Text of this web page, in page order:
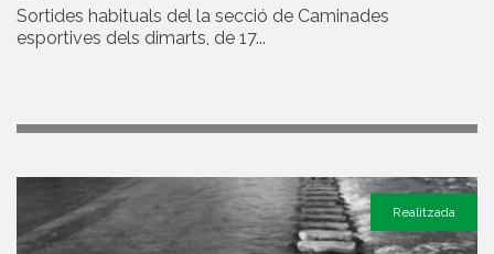
Sortides habituals del la secció de Caminades
esportives dels dimarts, de 17...
Realitzada